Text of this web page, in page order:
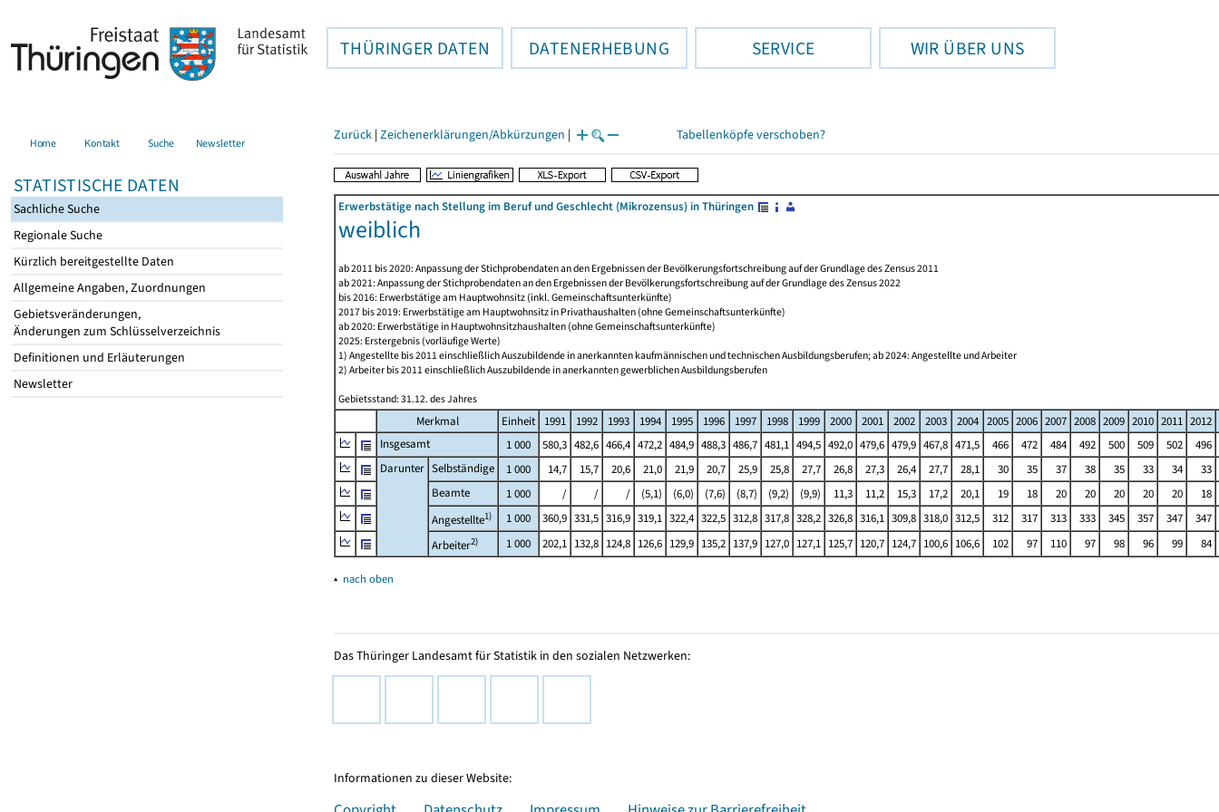
THÜRINGER DATEN DATENERHEBUNG SERVICE WIR ÜBER UNS
Home Kontakt Suche Newsletter
STATISTISCHE DATEN
Sachliche Suche
Regionale Suche
Kürzlich bereitgestellte Daten
Allgemeine Angaben, Zuordnungen
Gebietsveränderungen,
Änderungen zum Schlüsselverzeichnis
Definitionen und Erläuterungen
Newsletter
Zurück | Zeichenerklärungen/Abkürzungen | Tabellenköpfe verschoben?
Erwerbstätige nach Stellung im Beruf und Geschlecht (Mikrozensus) in Thüringen
weiblich
ab 2011 bis 2020: Anpassung der Stichprobendaten an den Ergebnissen der Bevölkerungsfortschreibung auf der Grundlage des Zensus 2011
ab 2021: Anpassung der Stichprobendaten an den Ergebnissen der Bevölkerungsfortschreibung auf der Grundlage des Zensus 2022
bis 2016: Erwerbstätige am Hauptwohnsitz (inkl. Gemeinschaftsunterkünfte)
2017 bis 2019: Erwerbstätige am Hauptwohnsitz in Privathaushalten (ohne Gemeinschaftsunterkünfte)
ab 2020: Erwerbstätige in Hauptwohnsitzhaushalten (ohne Gemeinschaftsunterkünfte)
2025: Erstergebnis (vorläufige Werte)
1) Angestellte bis 2011 einschließlich Auszubildende in anerkannten kaufmännischen und technischen Ausbildungsberufen; ab 2024: Angestellte und Arbeiter
2) Arbeiter bis 2011 einschließlich Auszubildende in anerkannten gewerblichen Ausbildungsberufen
Gebietsstand: 31.12. des Jahres
Merkmal Einheit 1991 1992 1993 1994 1995 1996 1997 1998 1999 2000 2001 2002 2003 2004 2005 2006 2007 2008 2009 2010 2011 2012
Insgesamt
1 000 580,3 482,6 466,4 472,2 484,9 488,3 486,7 481,1 494,5 492,0 479,6 479,9 467,8 471,5 466 472 484 492 500 509 502
496
Darunter Selbständige 1 000 14,7 15,7 20,6 21,0 21,9 20,7 25,9 25,8 27,7 26,8 27,3 26,4 27,7 28,1 30 35 37 38 35 33 34
33
Beamte
1 000 / / / (5,1) (6,0) (7,6) (8,7) (9,2) (9,9) 11,3 11,2 15,3 17,2 20,1 19 18 20 20 20 20 20
18
Angestellte1) 1 000 360,9 331,5 316,9 319,1 322,4 322,5 312,8 317,8 328,2 326,8 316,1 309,8 318,0 312,5 312 317 313 333 345 357 347
347
Arbeiter2) 1 000 202,1 132,8 124,8 126,6 129,9 135,2 137,9 127,0 127,1 125,7 120,7 124,7 100,6 106,6 102 97 110 97 98 96 99 84
▴ nach oben
Das Thüringer Landesamt für Statistik in den sozialen Netzwerken:
Informationen zu dieser Website: